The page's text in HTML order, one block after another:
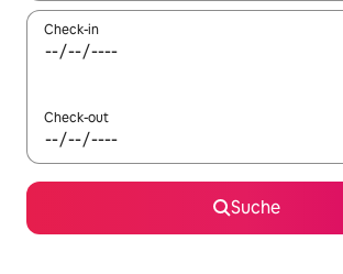
Check-in
Check-out
Suche